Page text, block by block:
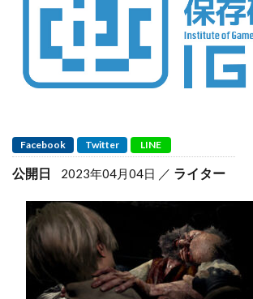
Facebook Twitter LINE
公開日 2023年04月04日 ライター